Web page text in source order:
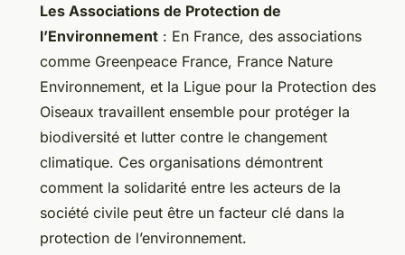
Les Associations de Protection de
l’Environnement : En France, des associations
comme Greenpeace France, France Nature
Environnement, et la Ligue pour la Protection des
Oiseaux travaillent ensemble pour protéger la
biodiversité et lutter contre le changement
climatique. Ces organisations démontrent
comment la solidarité entre les acteurs de la
société civile peut être un facteur clé dans la
protection de l’environnement.